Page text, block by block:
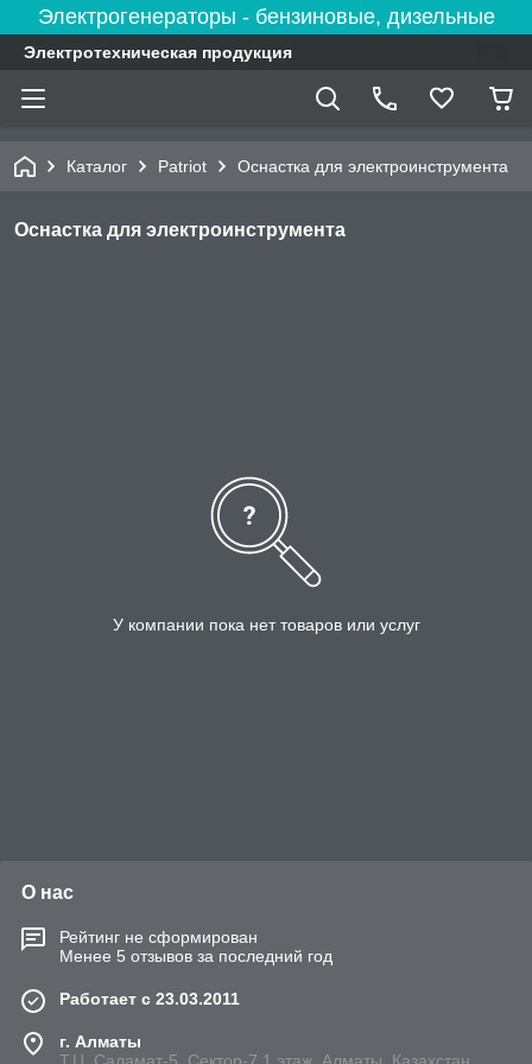
Электрогенераторы - бензиновые, дизельные
Электротехническая продукция
Каталог Patriot Оснастка для электроинструмента
Оснастка для электроинструмента
У компании пока нет товаров или услуг
О нас
Рейтинг не сформирован
Менее 5 отзывов за последний год
Работает с 23.03.2011
г. Алматы